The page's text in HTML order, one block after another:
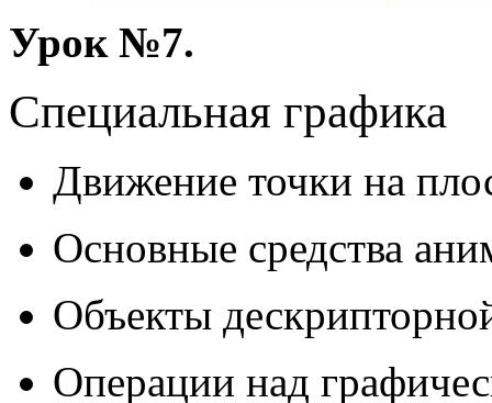
Урок №7.
Специальная графика
Движение точки на
Основные средства
Объекты
Операции над